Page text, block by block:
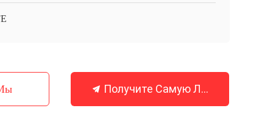
Получите Самую Лучшую Цену